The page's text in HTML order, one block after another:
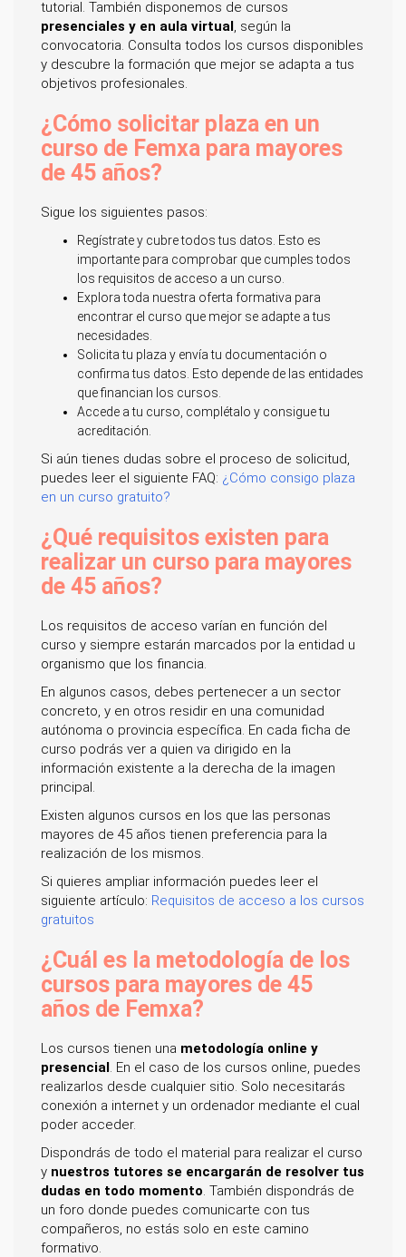
tutorial. También disponemos de cursos
presenciales y en aula virtual, según la
convocatoria. Consulta todos los cursos disponibles
y descubre la formación que mejor se adapta a tus
objetivos profesionales.
¿Cómo solicitar plaza en un
curso de Femxa para mayores
de 45 años?
Sigue los siguientes pasos:
Regístrate y cubre todos tus datos. Esto es
importante para comprobar que cumples todos
los requisitos de acceso a un curso.
Explora toda nuestra oferta formativa para
encontrar el curso que mejor se adapte a tus
necesidades.
Solicita tu plaza y envía tu documentación o
confirma tus datos. Esto depende de las entidades
que financian los cursos.
Accede a tu curso, complétalo y consigue tu
acreditación.
Si aún tienes dudas sobre el proceso de solicitud,
puedes leer el siguiente FAQ: ¿Cómo consigo plaza
en un curso gratuito?
¿Qué requisitos existen para
realizar un curso para mayores
de 45 años?
Los requisitos de acceso varían en función del
curso y siempre estarán marcados por la entidad u
organismo que los financia.
En algunos casos, debes pertenecer a un sector
concreto, y en otros residir en una comunidad
autónoma o provincia específica. En cada ficha de
curso podrás ver a quien va dirigido en la
información existente a la derecha de la imagen
principal.
Existen algunos cursos en los que las personas
mayores de 45 años tienen preferencia para la
realización de los mismos.
Si quieres ampliar información puedes leer el
siguiente artículo: Requisitos de acceso a los cursos
gratuitos
¿Cuál es la metodología de los
cursos para mayores de 45
años de Femxa?
Los cursos tienen una metodología online y
presencial. En el caso de los cursos online, puedes
realizarlos desde cualquier sitio. Solo necesitarás
conexión a internet y un ordenador mediante el cual
poder acceder.
Dispondrás de todo el material para realizar el curso
y nuestros tutores se encargarán de resolver tus
dudas en todo momento. También dispondrás de
un foro donde puedes comunicarte con tus
compañeros, no estás solo en este camino
formativo.